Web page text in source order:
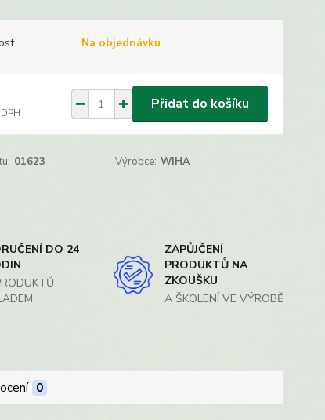
Na objednávku
Přidat do košíku
01623 Výrobce: WIHA
DO 24
ZAPŮJČENÍ
PRODUKTŮ NA
ZKOUŠKU
A ŠKOLENÍ VE VÝROBĚ
0